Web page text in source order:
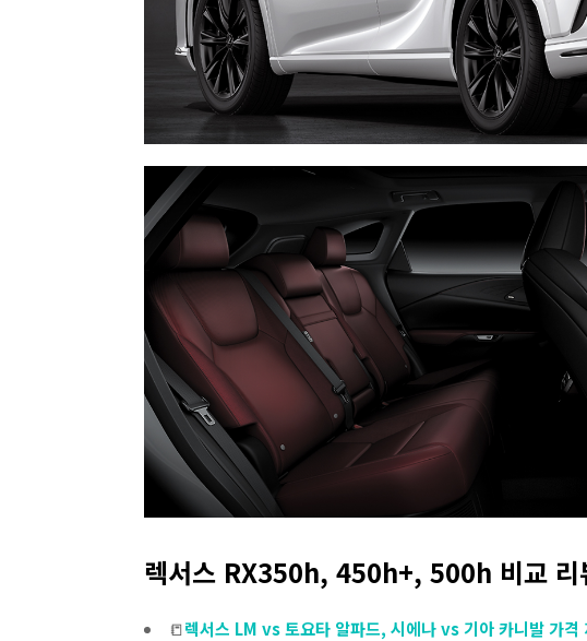
렉서스 RX350h, 450h+, 500h 비교 리
📒렉서스 LM vs 토요타 알파드, 시에나 vs 기아 카니발 가격